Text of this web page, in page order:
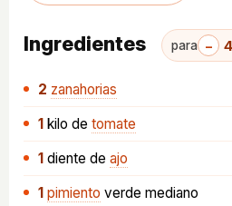
Ingredientes para − 4
2 zanahorias
1 kilo de tomate
1 diente de ajo
1 pimiento verde mediano